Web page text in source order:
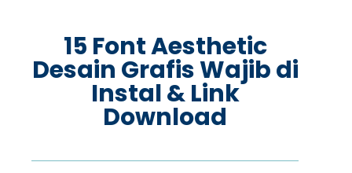
15 Font Aesthetic
Desain Grafis Wajib di
Instal & Link
Download